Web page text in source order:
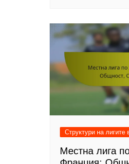
Структури на лигите
Местна лига